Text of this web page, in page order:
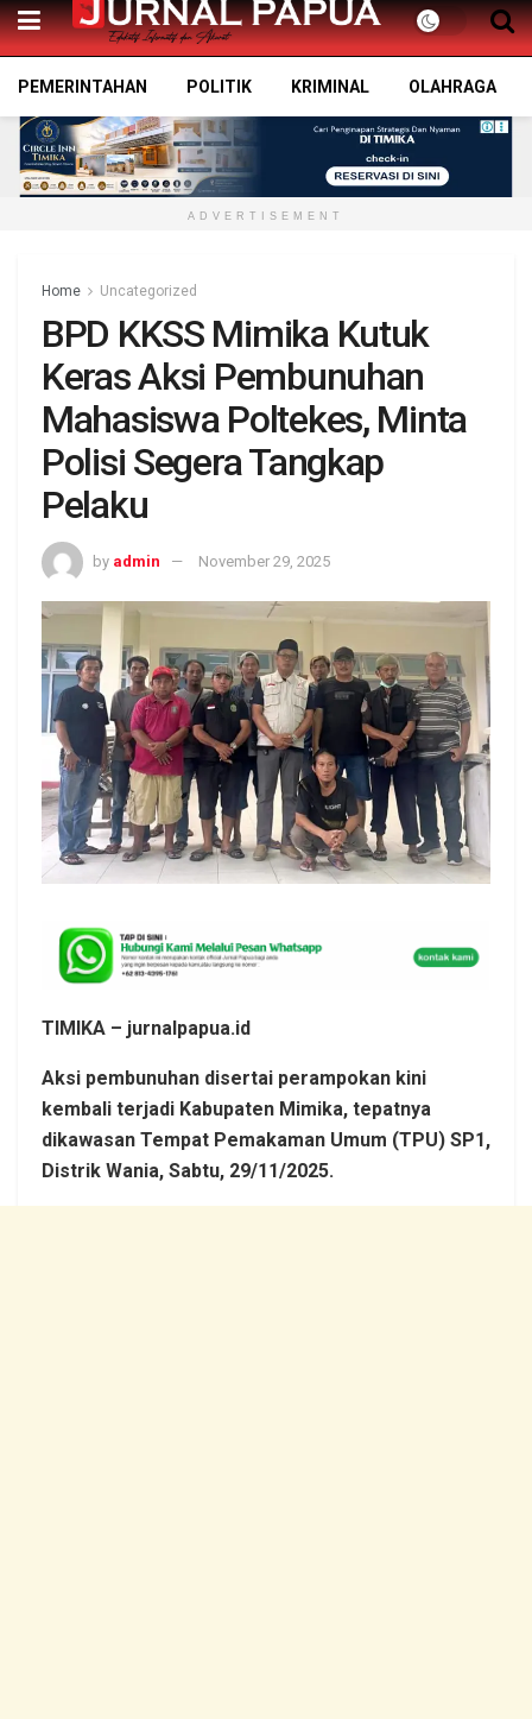
PEMERINTAHAN POLITIK KRIMINAL OLAHRAGA
ADVERTISEMENT
Home Uncategorized
BPD KKSS Mimika Kutuk
Keras Aksi Pembunuhan
Mahasiswa Poltekes, Minta
Polisi Segera Tangkap
Pelaku
by admin November 29, 2025
TIMIKA – jurnalpapua.id
Aksi pembunuhan disertai perampokan kini
kembali terjadi Kabupaten Mimika, tepatnya
dikawasan Tempat Pemakaman Umum (TPU) SP1,
Distrik Wania, Sabtu, 29/11/2025.